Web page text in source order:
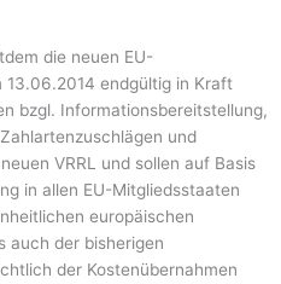
die neuen EU-
endgültig in Kraft
bzgl. Informationsbereitstellung,
und
VRRL und sollen auf Basis
in allen EU-Mitgliedsstaaten
europäischen
auch der bisherigen
der Kostenübernahmen